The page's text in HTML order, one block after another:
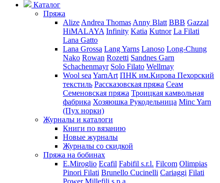
Каталог
Пряжа
Alize Andrea Thomas Anny Blatt BBB Gazzal
HiMALAYA Infinity Katia Kutnor La Filati
Lana Gatto
Lana Grossa Lang Yarns Lanoso Long-Chung
Nako Rowan Rozetti Sandnes Garn
Schachenmayr Solo Filato Wellmay
Wool sea YarnArt ПНК им.Кирова Пехорский
текстиль Рассказовская пряжа Сеам
Семеновская пряжа Троицкая камвольная
фабрика Хозяюшка Рукодельница Minc Yarn
(Пух норки)
Журналы и каталоги
Книги по вязанию
Новые журналы
Журналы со скидкой
Пряжа на бобинах
E.Miroglio Ecafil Fabifil s.r.l. Filcom Olimpias
Pinori Filati Brunello Cucinelli Cariaggi Filati
Power Millefili s.p.a.